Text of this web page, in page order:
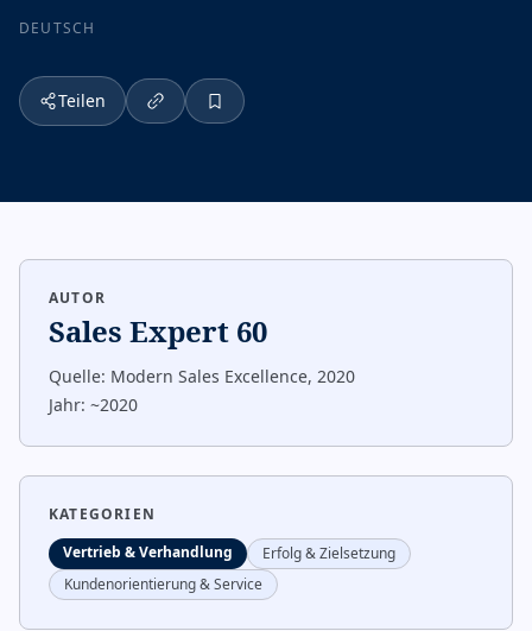
DEUTSCH
Teilen
AUTOR
Sales Expert 60
Quelle: Modern Sales Excellence, 2020
Jahr: ~2020
KATEGORIEN
Vertrieb & Verhandlung
Erfolg & Zielsetzung
Kundenorientierung & Service